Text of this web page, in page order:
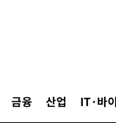
금융 산업 IT·바
뉴욕증시 혼조 마감 다우
내린 6296.38 마감